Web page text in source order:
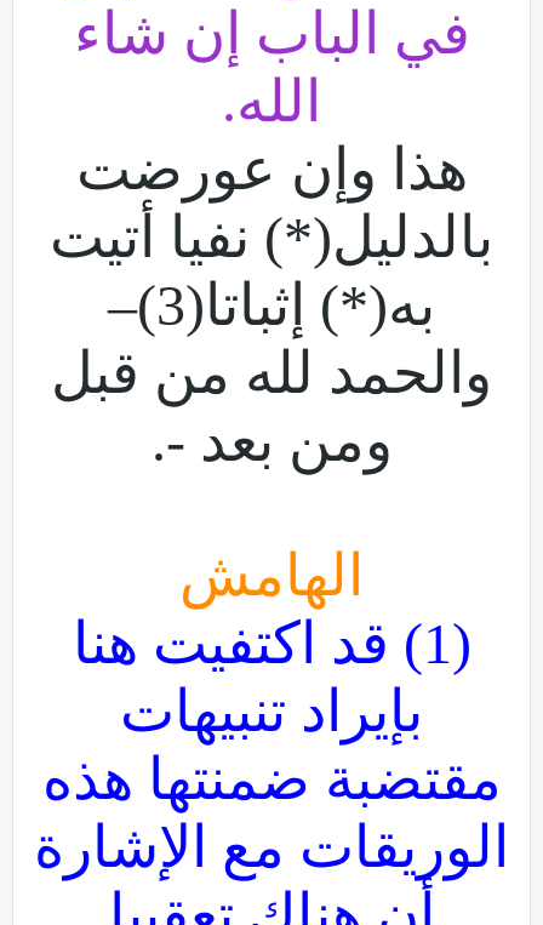
في الباب إن شاء
الله.
هذا وإن عورضت
بالدليل(*) نفيا أتيت
به(*) إثباتا(3)–
والحمد لله من قبل
ومن بعد -.
الهامش
(1) قد اكتفيت هنا
بإيراد تنبيهات
مقتضبة ضمنتها هذه
الوريقات مع الإشارة